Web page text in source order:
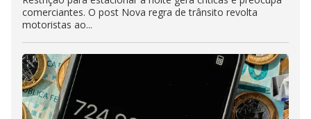
comerciantes. O post Nova regra de trânsito revolta
motoristas ao...